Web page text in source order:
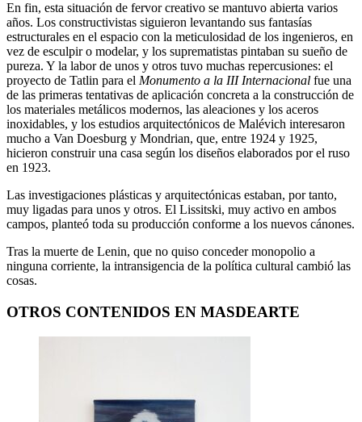
En fin, esta situación de fervor creativo se mantuvo abierta varios
años. Los constructivistas siguieron levantando sus fantasías
estructurales en el espacio con la meticulosidad de los ingenieros, en
vez de esculpir o modelar, y los suprematistas pintaban su sueño de
pureza. Y la labor de unos y otros tuvo muchas repercusiones: el
proyecto de Tatlin para el Monumento a la III Internacional fue una
de las primeras tentativas de aplicación concreta a la construcción de
los materiales metálicos modernos, las aleaciones y los aceros
inoxidables, y los estudios arquitectónicos de Malévich interesaron
mucho a Van Doesburg y Mondrian, que, entre 1924 y 1925,
hicieron construir una casa según los diseños elaborados por el ruso
en 1923.
Las investigaciones plásticas y arquitectónicas estaban, por tanto,
muy ligadas para unos y otros. El Lissitski, muy activo en ambos
campos, planteó toda su producción conforme a los nuevos cánones.
Tras la muerte de Lenin, que no quiso conceder monopolio a
ninguna corriente, la intransigencia de la política cultural cambió las
cosas.
OTROS CONTENIDOS EN MASDEARTE